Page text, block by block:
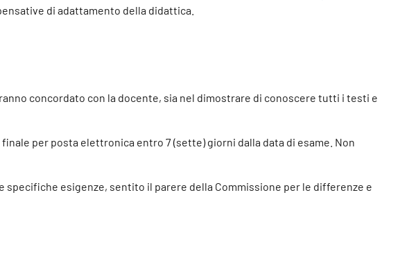
di adattamento della didattica.
concordato con la docente, sia nel dimostrare di conoscere tutti i testi e
per posta elettronica entro 7 (sette) giorni dalla data di esame. Non
specifiche esigenze, sentito il parere della Commissione per le differenze e